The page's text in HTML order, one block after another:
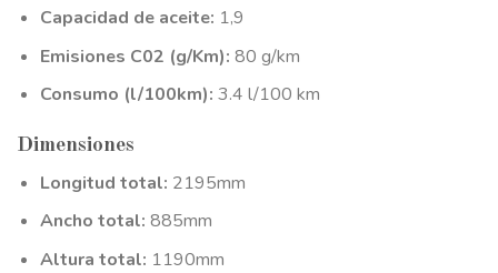
Capacidad de aceite: 1,9
Emisiones C02 (g/Km): 80 g/km
Consumo (l/100km): 3.4 l/100 km
Dimensiones
Longitud total: 2195mm
Ancho total: 885mm
Altura total: 1190mm